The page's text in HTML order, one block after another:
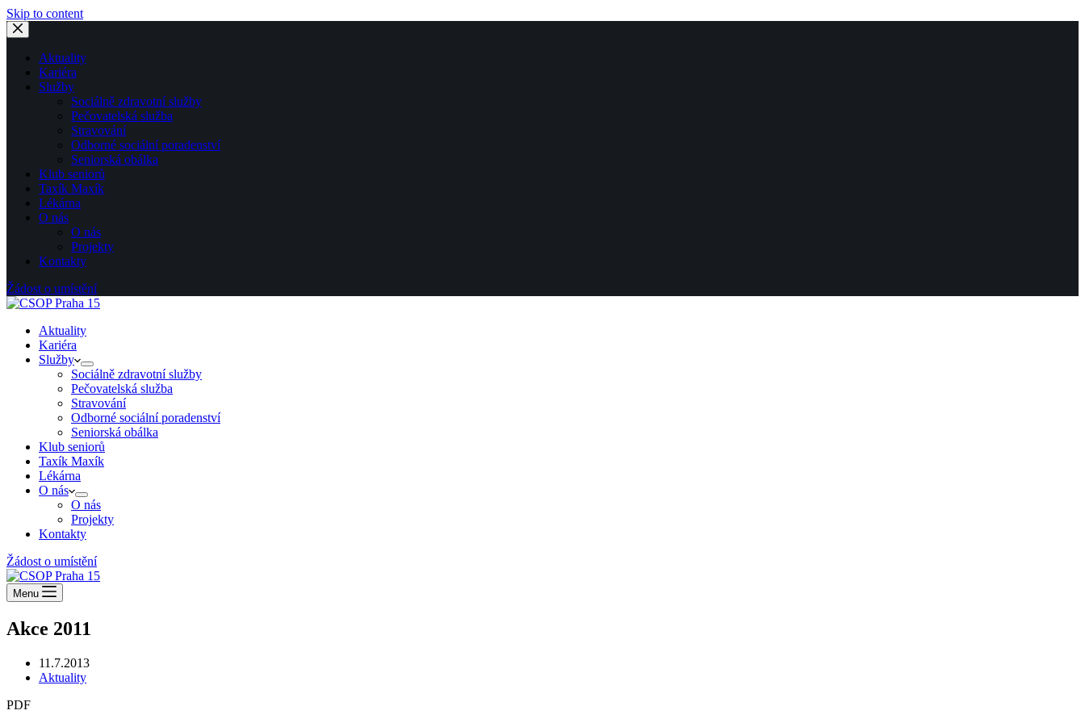
Skip to content
Aktuality
Kariéra
Služby
Sociálně zdravotní služby
Pečovatelská služba
Stravování
Odborné sociální poradenství
Seniorská obálka
Klub seniorů
Taxík Maxík
Lékárna
O nás
O nás
Projekty
Kontakty
Žádost o umístění
Aktuality
Kariéra
Služby
Sociálně zdravotní služby
Pečovatelská služba
Stravování
Odborné sociální poradenství
Seniorská obálka
Klub seniorů
Taxík Maxík
Lékárna
O nás
O nás
Projekty
Kontakty
Žádost o umístění
Menu
Akce 2011
11.7.2013
Aktuality
PDF